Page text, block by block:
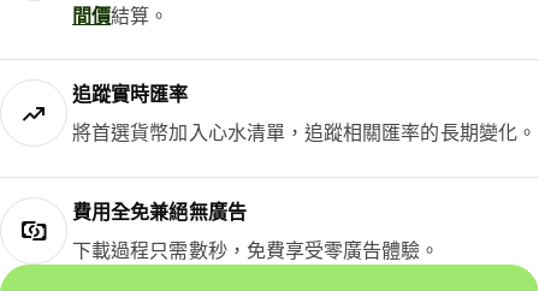
間價結算。
追蹤實時匯率
將首選貨幣加入心水清單，追蹤相關匯率的長期變化。
費用全免兼絕無廣告
下載過程只需數秒，免費享受零廣告體驗。